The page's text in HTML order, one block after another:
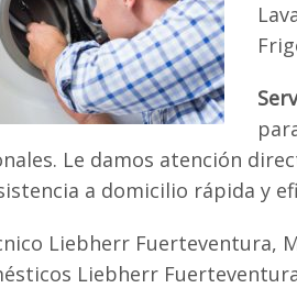
Le damos atención
a domicilio rápida y
Liebherr Fuerteventura,
Liebherr